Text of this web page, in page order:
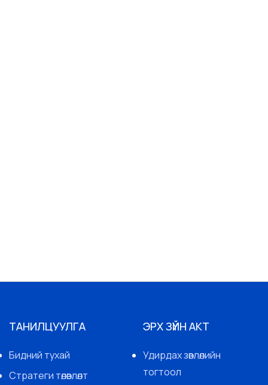
ТАНИЛЦУУЛГА
Бидний тухай
Стратеги төлөвлөлт
ЭРХ ЗҮЙН АКТ
Удирдах зөвлөлийн
тогтоол